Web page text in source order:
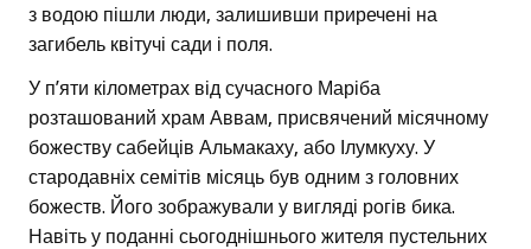
з водою пішли люди, залишивши приречені на
загибель квітучі сади і поля.
У п’яти кілометрах від сучасного Маріба
розташований храм Аввам, присвячений місячному
божеству сабейців Альмакаху, або Ілумкуху. У
стародавніх семітів місяць був одним з головних
божеств. Його зображували у вигляді рогів бика.
Навіть у поданні сьогоднішнього жителя пустельних